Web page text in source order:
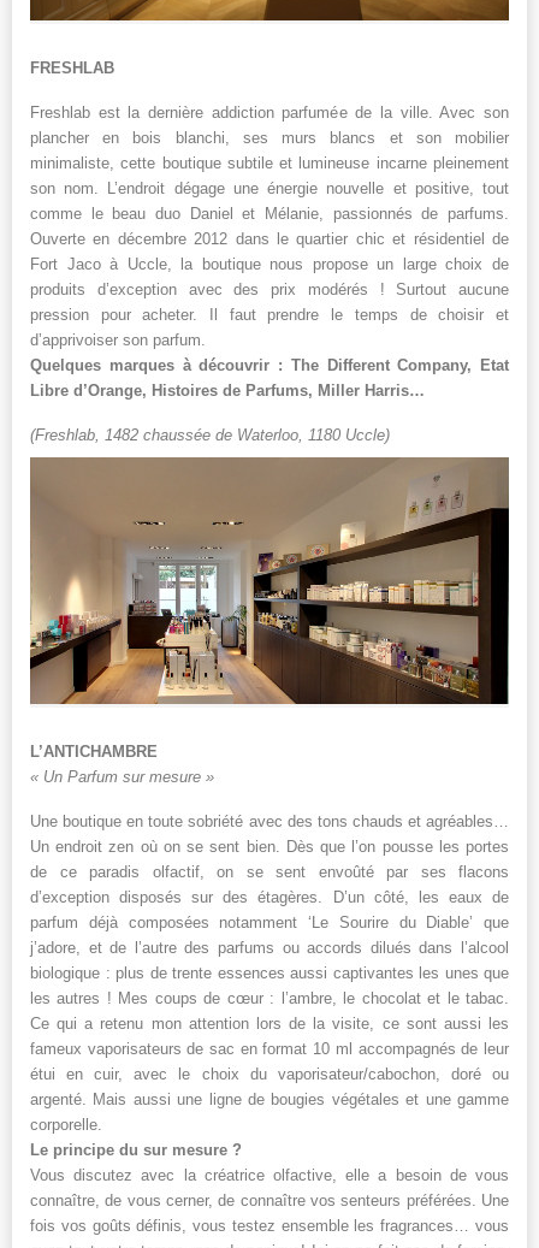
FRESHLAB
Freshlab est la dernière addiction parfumée de la ville. Avec son
plancher en bois blanchi, ses murs blancs et son mobilier
minimaliste, cette boutique subtile et lumineuse incarne pleinement
son nom. L’endroit dégage une énergie nouvelle et positive, tout
comme le beau duo Daniel et Mélanie, passionnés de parfums.
Ouverte en décembre 2012 dans le quartier chic et résidentiel de
Fort Jaco à Uccle, la boutique nous propose un large choix de
produits d’exception avec des prix modérés ! Surtout aucune
pression pour acheter. Il faut prendre le temps de choisir et
d’apprivoiser son parfum.
Quelques marques à découvrir : The Different Company, Etat
Libre d’Orange, Histoires de Parfums, Miller Harris…
(Freshlab, 1482 chaussée de Waterloo, 1180 Uccle)
L’ANTICHAMBRE
« Un Parfum sur mesure »
Une boutique en toute sobriété avec des tons chauds et agréables…
Un endroit zen où on se sent bien. Dès que l’on pousse les portes
de ce paradis olfactif, on se sent envoûté par ses flacons
d’exception disposés sur des étagères. D’un côté, les eaux de
parfum déjà composées notamment ‘Le Sourire du Diable’ que
j’adore, et de l’autre des parfums ou accords dilués dans l’alcool
biologique : plus de trente essences aussi captivantes les unes que
les autres ! Mes coups de cœur : l’ambre, le chocolat et le tabac.
Ce qui a retenu mon attention lors de la visite, ce sont aussi les
fameux vaporisateurs de sac en format 10 ml accompagnés de leur
étui en cuir, avec le choix du vaporisateur/cabochon, doré ou
argenté. Mais aussi une ligne de bougies végétales et une gamme
corporelle.
Le principe du sur mesure ?
Vous discutez avec la créatrice olfactive, elle a besoin de vous
connaître, de vous cerner, de connaître vos senteurs préférées. Une
fois vos goûts définis, vous testez ensemble les fragrances… vous